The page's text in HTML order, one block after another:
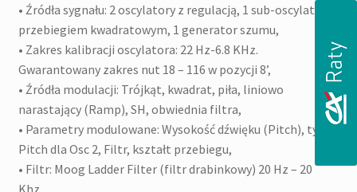
• Źródła sygnału: 2 oscylatory z regulacją, 1 sub-oscylator z
przebiegiem kwadratowym, 1 generator szumu,
• Zakres kalibracji oscylatora: 22 Hz-6.8 KHz.
Gwarantowany zakres nut 18 – 116 w pozycji 8’,
• Źródła modulacji: Trójkąt, kwadrat, piła, liniowo
narastający (Ramp), SH, obwiednia filtra,
• Parametry modulowane: Wysokość dźwięku (Pitch), tylko
Pitch dla Osc 2, Filtr, kształt przebiegu,
• Filtr: Moog Ladder Filter (filtr drabinkowy) 20 Hz – 20
Khz,